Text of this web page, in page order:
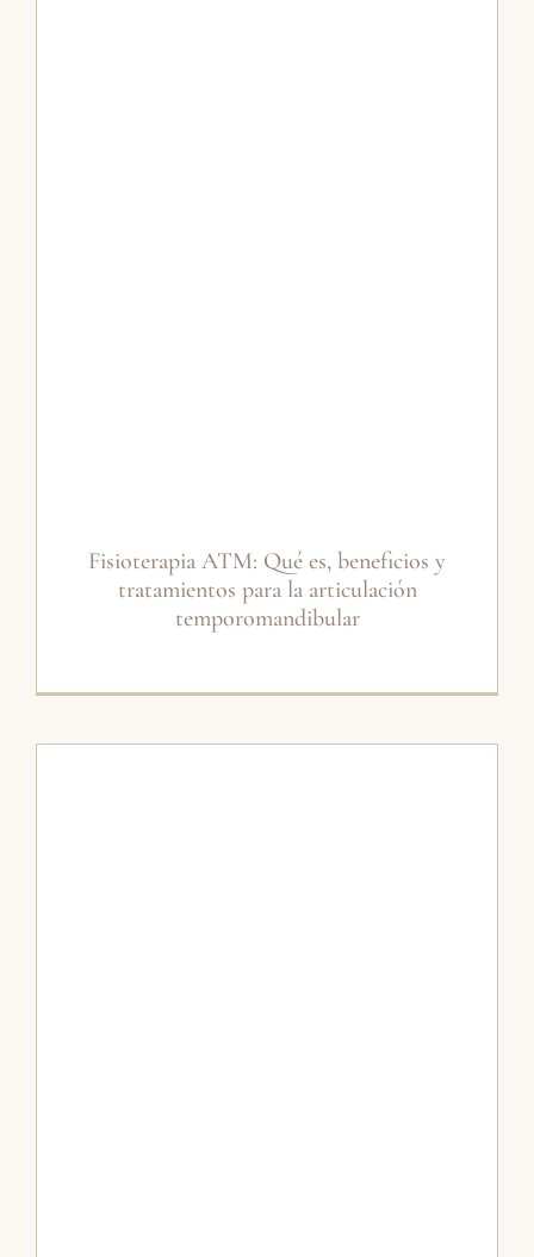
Fisioterapia ATM: Qué es, beneficios y
tratamientos para la articulación
temporomandibular